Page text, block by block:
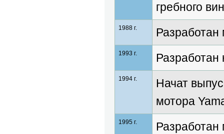
гребного
1988 г.
1993 г. Разработан
1994 г.
Начат
мотора
1995 г.
Разработан